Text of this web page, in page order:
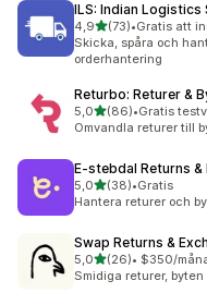
ILS: Indian Logistics
4,9av 5 stjärnor
(73)
73 recensioner totalt
•Gratis att
Skicka, spåra och
orderhantering
Returbo: Returer &
5,0av 5 stjärnor
(86)
86 recensioner totalt
•Gratis
Omvandla returer till
E‑stebdal Returns &
5,0av 5 stjärnor
(38)
38 recensioner totalt
•Gratis
Hantera returer och
Swap Returns &
5,0av 5 stjärnor
(26)
26 recensioner totalt
• $350/
Smidiga returer,